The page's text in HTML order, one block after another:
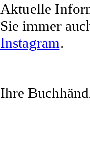
Aktuelle
Sie immer
Instagram.
Ihre